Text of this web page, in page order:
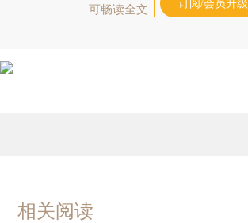
可畅读全文
订阅/会员升级
相关阅读